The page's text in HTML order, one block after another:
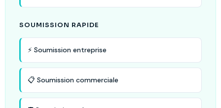
SOUMISSION RAPIDE
⚡ Soumission entreprise
📋 Soumission commerciale